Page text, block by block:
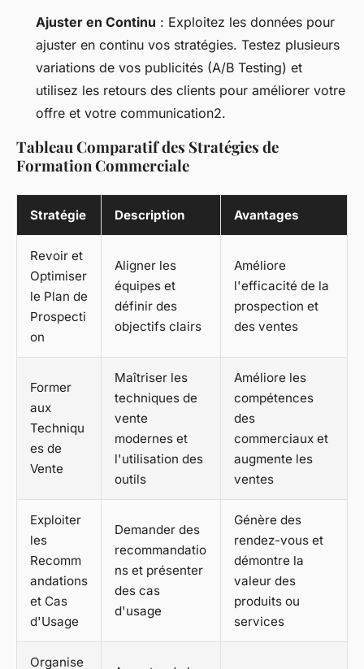
Ajuster en Continu : Exploitez les données pour
ajuster en continu vos stratégies. Testez plusieurs
variations de vos publicités (A/B Testing) et
utilisez les retours des clients pour améliorer votre
offre et votre communication2.
Tableau Comparatif des Stratégies de
Formation Commerciale
Stratégie Description Avantages
Revoir et
Optimiser
le Plan de
Prospecti
on
Aligner les
équipes et
définir des
objectifs clairs
Améliore
l'efficacité de la
prospection et
des ventes
Former
aux
Techniqu
es de
Vente
Maîtriser les
techniques de
vente
modernes et
l'utilisation des
outils
Améliore les
compétences
des
commerciaux et
augmente les
ventes
Exploiter
les
Recomm
andations
et Cas
d'Usage
Demander des
recommandatio
ns et présenter
des cas
d'usage
Génère des
rendez-vous et
démontre la
valeur des
produits ou
services
Organise